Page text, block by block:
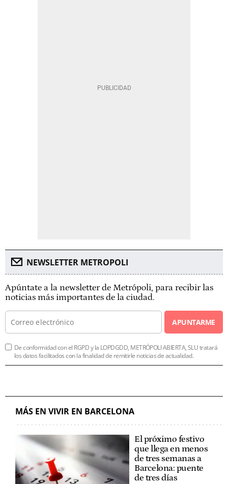
NEWSLETTER METROPOLI
Apúntate a la newsletter de Metrópoli, para recibir las
noticias más importantes de la ciudad.
APUNTARME
De conformidad con el RGPD y la LOPDGDD, METRÓPOLI ABIERTA, SLU tratará
los datos facilitados con la finalidad de remitirle noticias de actualidad.
MÁS EN VIVIR EN BARCELONA
El próximo festivo
que llega en menos
de tres semanas a
Barcelona: puente
de tres días